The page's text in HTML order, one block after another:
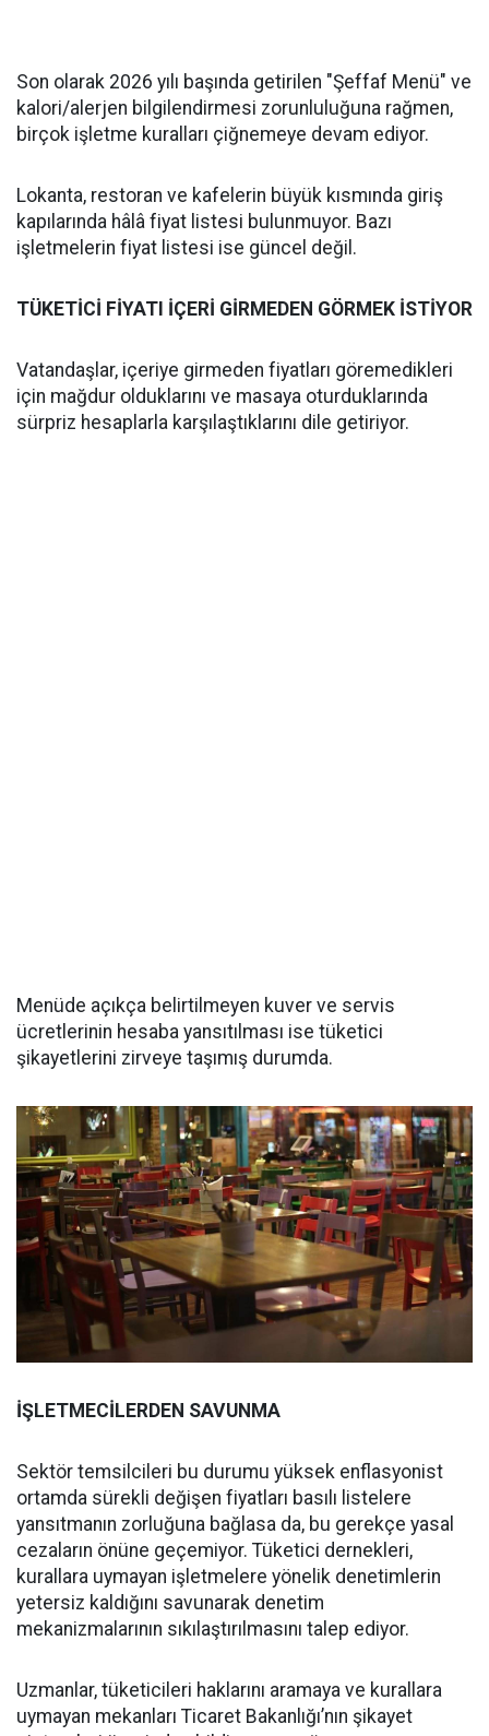
Son olarak 2026 yılı başında getirilen "Şeffaf Menü" ve
kalori/alerjen bilgilendirmesi zorunluluğuna rağmen,
birçok işletme kuralları çiğnemeye devam ediyor.
Lokanta, restoran ve kafelerin büyük kısmında giriş
kapılarında hâlâ fiyat listesi bulunmuyor. Bazı
işletmelerin fiyat listesi ise güncel değil.
TÜKETİCİ FİYATI İÇERİ GİRMEDEN GÖRMEK İSTİYOR
Vatandaşlar, içeriye girmeden fiyatları göremedikleri
için mağdur olduklarını ve masaya oturduklarında
sürpriz hesaplarla karşılaştıklarını dile getiriyor.
Menüde açıkça belirtilmeyen kuver ve servis
ücretlerinin hesaba yansıtılması ise tüketici
şikayetlerini zirveye taşımış durumda.
İŞLETMECİLERDEN SAVUNMA
Sektör temsilcileri bu durumu yüksek enflasyonist
ortamda sürekli değişen fiyatları basılı listelere
yansıtmanın zorluğuna bağlasa da, bu gerekçe yasal
cezaların önüne geçemiyor. Tüketici dernekleri,
kurallara uymayan işletmelere yönelik denetimlerin
yetersiz kaldığını savunarak denetim
mekanizmalarının sıkılaştırılmasını talep ediyor.
Uzmanlar, tüketicileri haklarını aramaya ve kurallara
uymayan mekanları Ticaret Bakanlığı’nın şikayet